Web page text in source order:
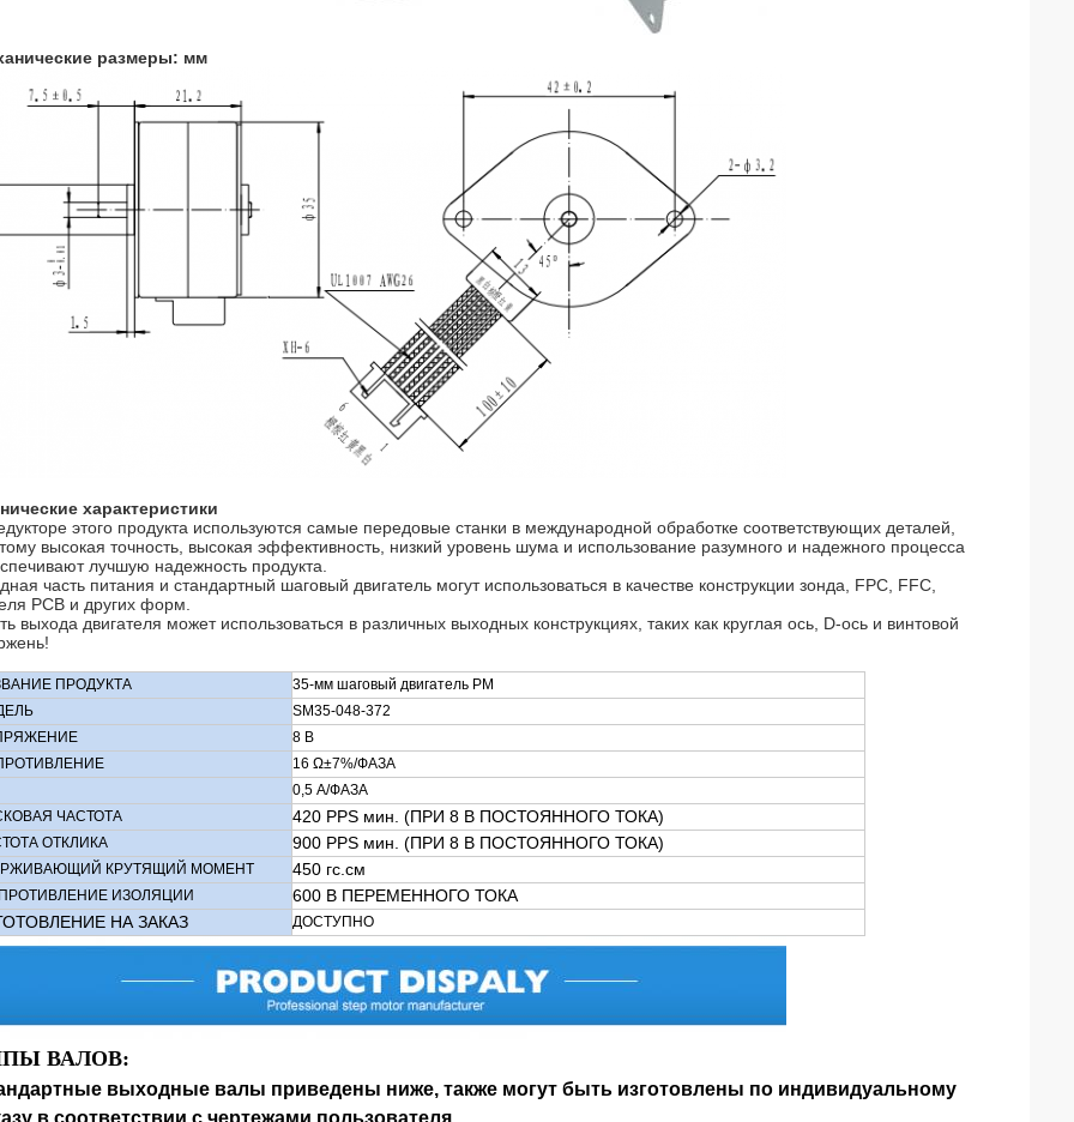
размеры: мм
характеристики
этого продукта используются самые передовые станки в международной обработке соответствующих деталей,
высокая точность, высокая эффективность, низкий уровень шума и использование разумного и надежного процесса
лучшую надежность продукта.
часть питания и стандартный шаговый двигатель могут использоваться в качестве конструкции зонда, FPC, FFC,
PCB и других форм.
выхода двигателя может использоваться в различных выходных конструкциях, таких как круглая ось, D-ось и винтовой
ПРОДУКТА
35-мм шаговый двигатель PM
SM35-048-372
8 В
16 Ω±7%/ФАЗА
0,5 А/ФАЗА
ЧАСТОТА
420 PPS мин. (ПРИ 8 В ПОСТОЯННОГО ТОКА)
ОТКЛИКА 900 PPS мин. (ПРИ 8 В ПОСТОЯННОГО ТОКА)
КРУТЯЩИЙ МОМЕНТ 450 гс.см
ИЗОЛЯЦИИ
600 В ПЕРЕМЕННОГО ТОКА
НА ЗАКАЗ
ДОСТУПНО
ВАЛОВ:
выходные валы приведены ниже, также могут быть изготовлены по индивидуальному
в соответствии с чертежами пользователя